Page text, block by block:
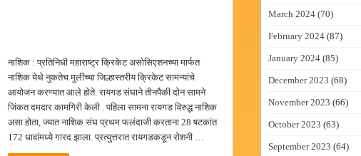
नाशिक : प्रतिनिधी महाराष्ट्र क्रिकेट असोसिएशनच्या मार्फत
नाशिक येथे नुकतेच मुलींच्या जिल्हास्तरीय क्रिकेट सामन्यांचे
आयोजन करण्यात आले होते. रायगड संघाने तीनपैकी दोन सामने
जिंकत दमदार कामगिरी केली . पहिला सामना रायगड विरुद्ध नाशिक
असा होता, ज्यात नाशिक संघ प्रथम फलंदाजी करताना 28 षटकांत
172 धावांमध्ये गारद झाला. प्रत्युत्तरात रायगडकडून रोशनी …
March 2024 (70)
February 2024 (87)
January 2024 (85)
December 2023 (68)
November 2023 (66)
October 2023 (63)
September 2023 (64)